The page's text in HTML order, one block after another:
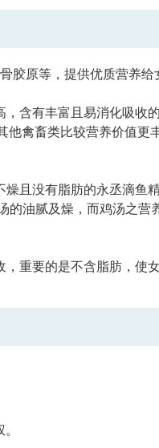
原等，提供优质营养给
含有丰富且易消化吸收
禽畜类比较营养价值更
且没有脂肪的永丞滴鱼
的油腻及燥，而鸡汤之营
重要的是不含脂肪，使女